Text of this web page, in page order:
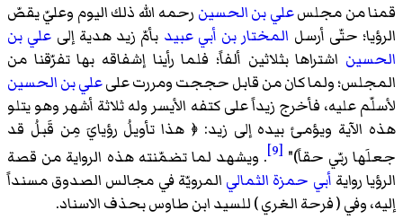
قمنا من مجلسعلي بن الحسين رحمه الله ذلك اليوم وعليّ يقصّ
الرؤيا؛ حتّى أرسل المختار بن أبي عبيد بأمّ زيد هدية إلى علي بن
الحسين اشتراها بثلاثين ألفاً؛ فلما رأينا إشفاقه بها تفرّقنا من
المجلس؛ ولما كان من قابل حججت ومررت علىعلي بن الحسين
لأسلّم عليه، فأخرج زيداً على كتفه الأيسر وله ثلاثة أشهر وهو يتلو
هذه الآية ويؤمئ بيده إلى زيد: ﴿ هذا تأويلُ رؤيايَ مِن قَبلُ قد
جعلَها ربّي حقاً)" [9]
. ويشهد لما تضمّنته هذه الرواية من قصة
الرؤيا رواية أبي حمزة الثمالي المرويّة في مجالس الصدوقمسنداً
إليه، وفي ( فرحة الغري ) للسيدابن طاوسبحذف الاسناد.